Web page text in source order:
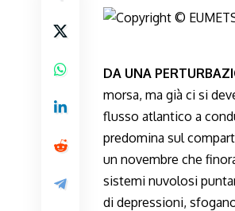
DA UNA
morsa, ma già ci si
flusso atlantico a
predomina sul
un novembre che
sistemi nuvolosi
di depressioni,